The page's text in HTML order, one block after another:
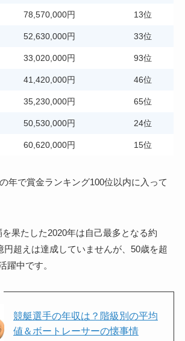
78,570,000円 13位
52,630,000円 33位
33,020,000円 93位
41,420,000円 46位
35,230,000円 65位
50,530,000円 24位
60,620,000円 15位
年で賞金ランキング100位以内に入って
果たした2020年は自己最多となる約
円超えは達成していませんが、50歳を超
躍中です。
競艇選手の年収は？階級別の平均
値＆ボートレーサーの懐事情